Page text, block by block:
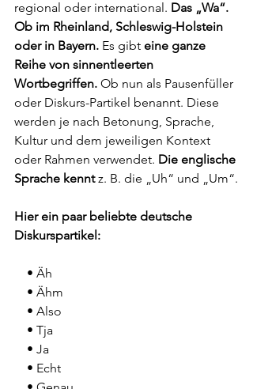
regional oder international. Das „Wa“.
Ob im Rheinland, Schleswig-Holstein
oder in Bayern. Es gibt eine ganze
Reihe von sinnentleerten
Wortbegriffen. Ob nun als Pausenfüller
oder Diskurs-Partikel benannt. Diese
werden je nach Betonung, Sprache,
Kultur und dem jeweiligen Kontext
oder Rahmen verwendet. Die englische
Sprache kennt z. B. die „Uh“ und „Um“.
Hier ein paar beliebte deutsche
Diskurspartikel:
• Äh
• Ähm
• Also
• Tja
• Ja
• Echt